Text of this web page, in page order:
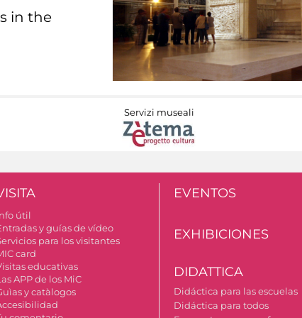
in the
Servizi museali
útil
y guías de vídeo
para los visitantes
card
educativas
APP de los MiC
y catàlogos
EVENTOS
EXHIBICIONES
DIDATTICA
Didáctica para las escuelas
Didáctica para todos